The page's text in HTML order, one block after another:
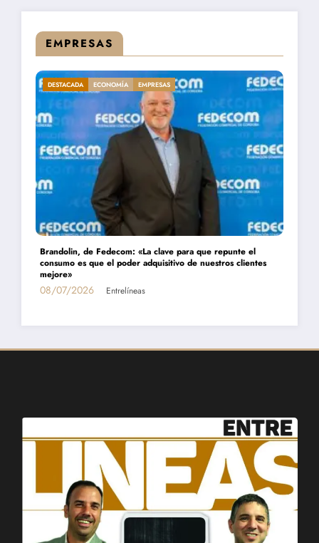
EMPRESAS
DESTACADA ECONOMÍA EMPRESAS
Daniel Montamat: «Todavía pagamos el costo del populismo
energético con los cortes de gas»
01/07/2026 Entrelíneas